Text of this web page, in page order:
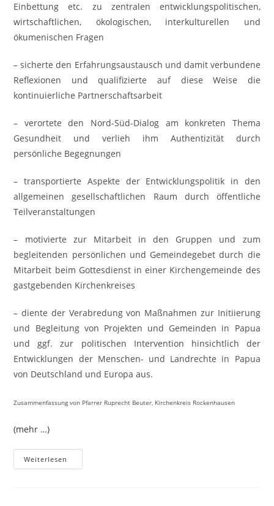
Einbettung etc. zu zentralen entwicklungspolitischen,
wirtschaftlichen, ökologischen, interkulturellen und
ökumenischen Fragen
– sicherte den Erfahrungsaustausch und damit verbundene
Reflexionen und qualifizierte auf diese Weise die
kontinuierliche Partnerschaftsarbeit
– verortete den Nord-Süd-Dialog am konkreten Thema
Gesundheit und verlieh ihm Authentizität durch
persönliche Begegnungen
– transportierte Aspekte der Entwicklungspolitik in den
allgemeinen gesellschaftlichen Raum durch öffentliche
Teilveranstaltungen
– motivierte zur Mitarbeit in den Gruppen und zum
begleitenden persönlichen und Gemeindegebet durch die
Mitarbeit beim Gottesdienst in einer Kirchengemeinde des
gastgebenden Kirchenkreises
– diente der Verabredung von Maßnahmen zur Initiierung
und Begleitung von Projekten und Gemeinden in Papua
und ggf. zur politischen Intervention hinsichtlich der
Entwicklungen der Menschen- und Landrechte in Papua
von Deutschland und Europa aus.
Zusammenfassung von Pfarrer Ruprecht Beuter, Kirchenkreis Rockenhausen
(mehr …)
Weiterlesen